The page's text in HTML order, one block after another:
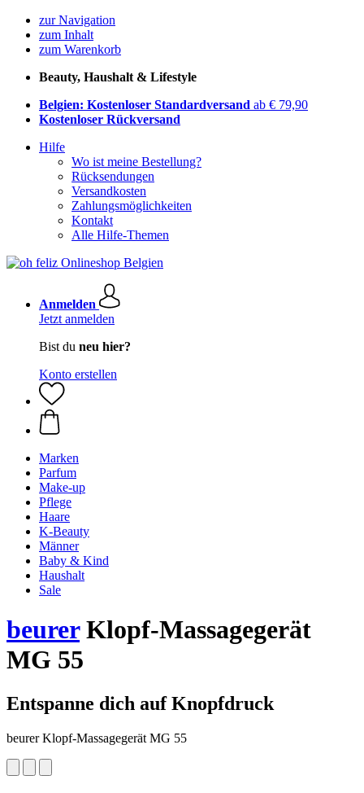
zur Navigation
zum Inhalt
zum Warenkorb
Beauty, Haushalt & Lifestyle
Belgien: Kostenloser Standardversand ab € 79,90
Kostenloser Rückversand
Hilfe
Wo ist meine Bestellung?
Rücksendungen
Versandkosten
Zahlungsmöglichkeiten
Kontakt
Alle Hilfe-Themen
Anmelden
Jetzt anmelden
Bist du neu hier?
Konto erstellen
Marken
Parfum
Make-up
Pflege
Haare
K-Beauty
Männer
Baby & Kind
Haushalt
Sale
beurerKlopf-Massagegerät
MG 55
Entspanne dich auf Knopfdruck
beurer Klopf-Massagegerät MG 55